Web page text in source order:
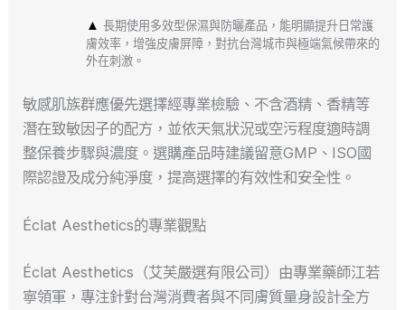
▲ 長期使用多效型保濕與防曬產品，能明顯提升日常護
膚效率，增強皮膚屏障，對抗台灣城市與極端氣候帶來的
外在刺激。
敏感肌族群應優先選擇經專業檢驗、不含酒精、香精等
潛在致敏因子的配方，並依天氣狀況或空污程度適時調
整保養步驟與濃度。選購產品時建議留意GMP、ISO國
際認證及成分純淨度，提高選擇的有效性和安全性。
Éclat Aesthetics的專業觀點
Éclat Aesthetics（艾芙嚴選有限公司）由專業藥師江若
寧領軍，專注針對台灣消費者與不同膚質量身設計全方